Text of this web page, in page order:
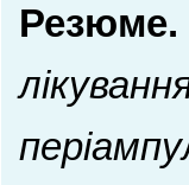
Резюме.